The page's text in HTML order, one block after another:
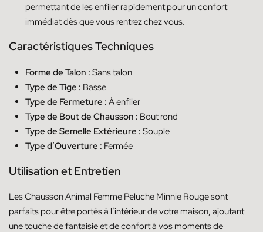
permettant de les enfiler rapidement pour un confort
immédiat dès que vous rentrez chez vous.
Caractéristiques Techniques
Forme de Talon : Sans talon
Type de Tige : Basse
Type de Fermeture : À enfiler
Type de Bout de Chausson : Bout rond
Type de Semelle Extérieure : Souple
Type d’Ouverture : Fermée
Utilisation et Entretien
Les Chausson Animal Femme Peluche Minnie Rouge sont
parfaits pour être portés à l’intérieur de votre maison, ajoutant
une touche de fantaisie et de confort à vos moments de